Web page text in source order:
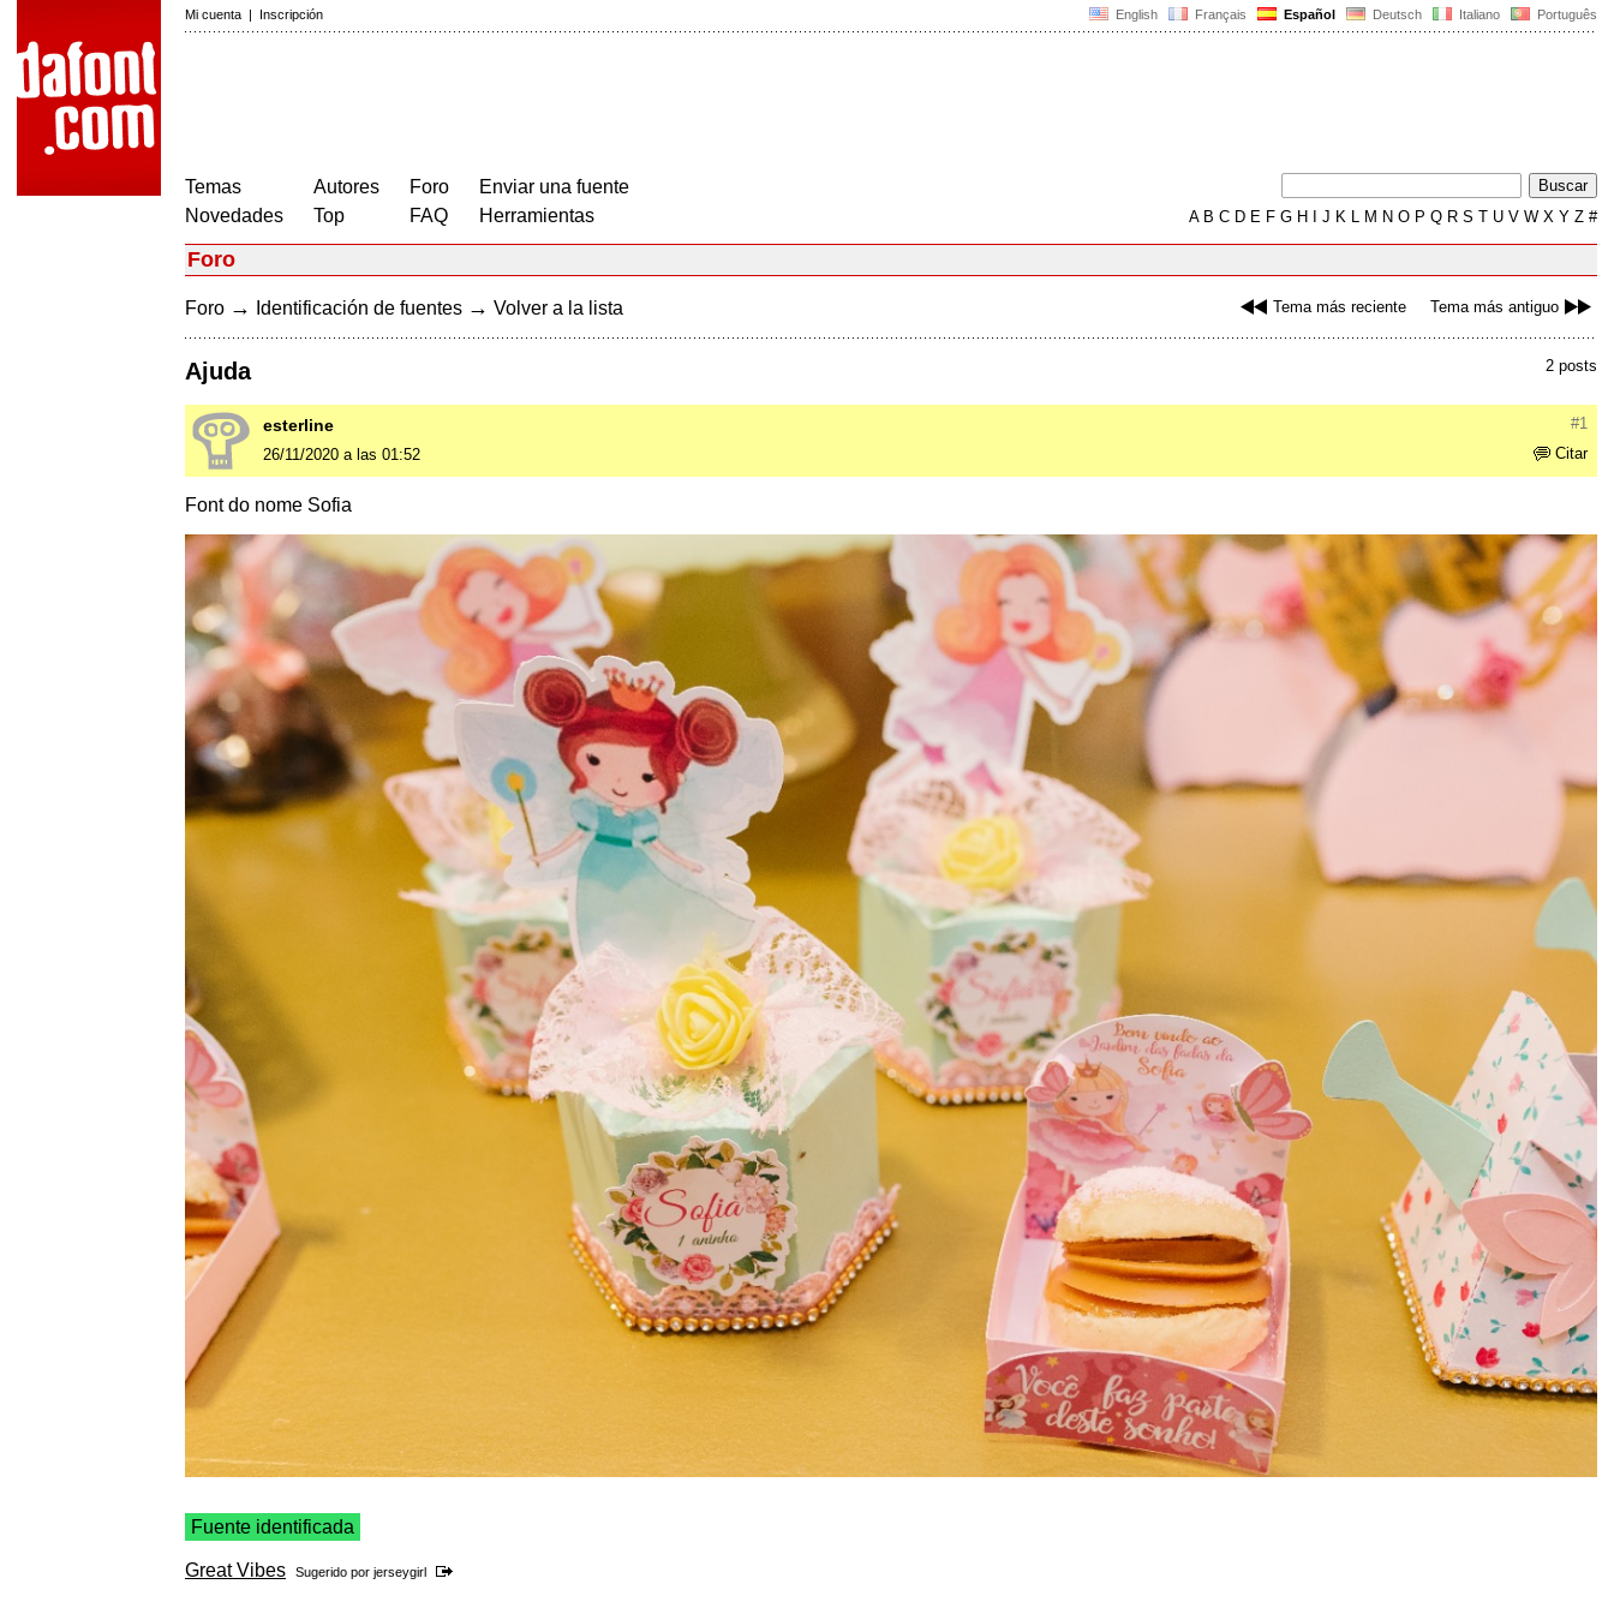
English Français Español Deutsch Italiano Português
Mi cuenta | Inscripción
Temas
Novedades
Autores
Top
Foro
FAQ
Enviar una fuente
Herramientas
AB C D E F G H J K L M N O P Q R S T U V W X Y Z #
Foro
Tema más reciente Tema más antiguo
Foro → Identificación de fuentes → Volver a la lista
2 posts
Ajuda
#1
esterline
Citar
26/11/2020 a las 01:52
Font do nome Sofia
Fuente identificada
Great Vibes Sugerido por jerseygirl